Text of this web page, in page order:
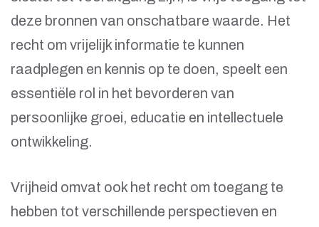
deze bronnen van onschatbare waarde. Het
recht om vrijelijk informatie te kunnen
raadplegen en kennis op te doen, speelt een
essentiële rol in het bevorderen van
persoonlijke groei, educatie en intellectuele
ontwikkeling.
Vrijheid omvat ook het recht om toegang te
hebben tot verschillende perspectieven en